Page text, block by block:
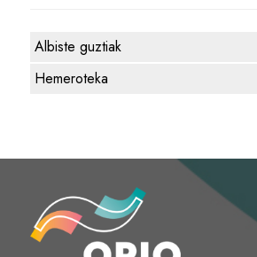
Albiste guztiak
Hemeroteka